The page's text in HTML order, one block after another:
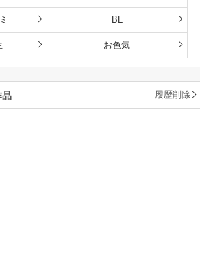
BL
お色気
品 履歴削除